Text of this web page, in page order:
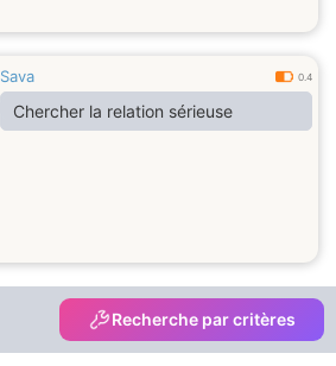
Sava 0.4
Chercher la relation sérieuse
Recherche par critères